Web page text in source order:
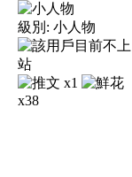
級別: 小人物
x1
x38